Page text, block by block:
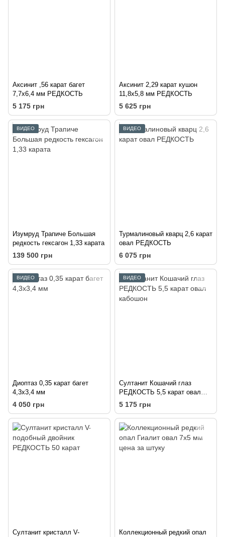
Аксинит ,56 карат багет
7,7х6,4 мм РЕДКОСТЬ
5 175 грн
Аксинит 2,29 карат кушон
11,8х5,8 мм РЕДКОСТЬ
5 625 грн
ВИДЕО
Изумруд Трапиче Большая
редкость гексагон 1,33 карата
139 500 грн
ВИДЕО
Турмалиновый кварц 2,6 карат
овал РЕДКОСТЬ
6 075 грн
ВИДЕО
Диоптаз 0,35 карат багет
4,3х3,4 мм
4 050 грн
ВИДЕО
Султанит Кошачий глаз
РЕДКОСТЬ 5,5 карат овал
кабошон
5 175 грн
Султанит кристалл V-
Коллекционный редкий опал